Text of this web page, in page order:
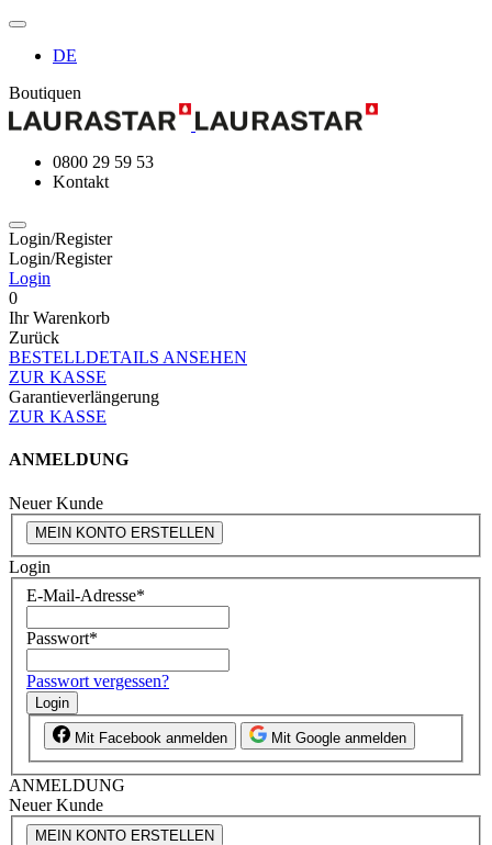
DE
Boutiquen
0800 29 59 53
Kontakt
Login/Register
Login/Register
Login
0
Ihr Warenkorb
Zurück
BESTELLDETAILS ANSEHEN
ZUR KASSE
Garantieverlängerung
ZUR KASSE
ANMELDUNG
Neuer Kunde
MEIN KONTO ERSTELLEN
Login
E-Mail-Adresse*
Passwort*
Passwort vergessen?
Login
Mit Facebook anmelden Mit Google anmelden
ANMELDUNG
Neuer Kunde
MEIN KONTO ERSTELLEN